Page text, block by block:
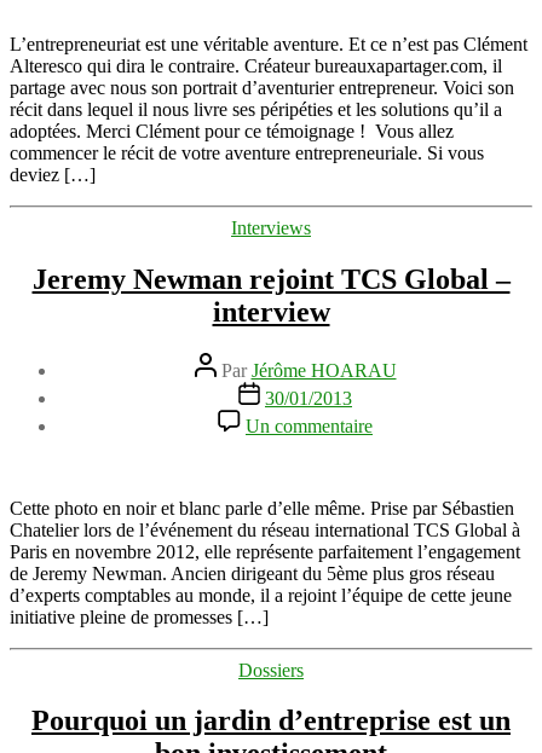
partage
:
l’aventure
entrepreneuriale
de
Clément
L’entrepreneuriat est une véritable aventure. Et ce n’est pas Clément
Alteresco qui dira le contraire. Créateur bureauxapartager.com, il
partage avec nous son portrait d’aventurier entrepreneur. Voici son
récit dans lequel il nous livre ses péripéties et les solutions qu’il a
adoptées. Merci Clément pour ce témoignage ! Vous allez
commencer le récit de votre aventure entrepreneuriale. Si vous
deviez […]
Catégories
Interviews
Jeremy Newman rejoint TCS Global –
interview
Auteur
de
l’article
ParJérôme HOARAU
Date
de
l’article
30/01/2013
Un commentaire
Jeremy
TCS
Global
–
interview
Cette photo en noir et blanc parle d’elle même. Prise par Sébastien
Chatelier lors de l’événement du réseau international TCS Global à
Paris en novembre 2012, elle représente parfaitement l’engagement
de Jeremy Newman. Ancien dirigeant du 5ème plus gros réseau
d’experts comptables au monde, il a rejoint l’équipe de cette jeune
initiative pleine de promesses […]
Catégories
Dossiers
Pourquoi un jardin d’entreprise est un